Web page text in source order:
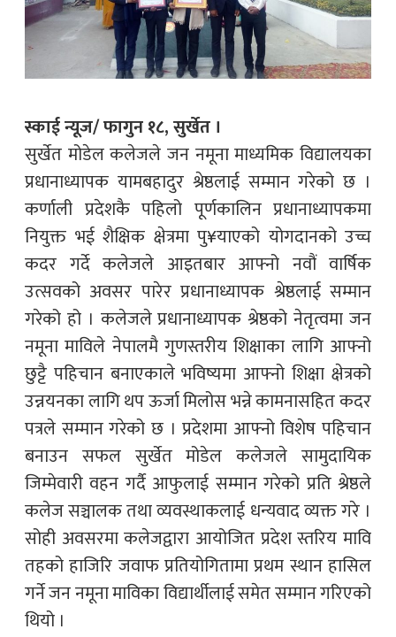
स्काई न्यूज/ फागुन १८, सुर्खेत ।
सुर्खेत मोडेल कलेजले जन नमूना माध्यमिक विद्यालयका
प्रधानाध्यापक यामबहादुर श्रेष्ठलाई सम्मान गरेको छ ।
कर्णाली प्रदेशकै पहिलो पूर्णकालिन प्रधानाध्यापकमा
नियुक्त भई शैक्षिक क्षेत्रमा पु¥याएको योगदानको उच्च
कदर गर्दे कलेजले आइतबार आफ्नो नवौं वार्षिक
उत्सवको अवसर पारेर प्रधानाध्यापक श्रेष्ठलाई सम्मान
गरेको हो । कलेजले प्रधानाध्यापक श्रेष्ठको नेतृत्वमा जन
नमूना माविले नेपालमै गुणस्तरीय शिक्षाका लागि आफ्नो
छुट्टै पहिचान बनाएकाले भविष्यमा आफ्नो शिक्षा क्षेत्रको
उन्नयनका लागि थप ऊर्जा मिलोस भन्ने कामनासहित कदर
पत्रले सम्मान गरेको छ । प्रदेशमा आफ्नो विशेष पहिचान
बनाउन सफल सुर्खेत मोडेल कलेजले सामुदायिक
जिम्मेवारी वहन गर्दै आफुलाई सम्मान गरेको प्रति श्रेष्ठले
कलेज सञ्चालक तथा व्यवस्थाकलाई धन्यवाद व्यक्त गरे ।
सोही अवसरमा कलेजद्वारा आयोजित प्रदेश स्तरिय मावि
तहको हाजिरि जवाफ प्रतियोगितामा प्रथम स्थान हासिल
गर्ने जन नमूना माविका विद्यार्थीलाई समेत सम्मान गरिएको
थियो ।